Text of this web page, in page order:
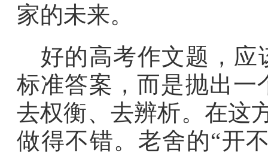
家的未来。
好的高考作文题，应
标准答案，而是抛出一
去权衡、去辨析。在这
做得不错。老舍的“开